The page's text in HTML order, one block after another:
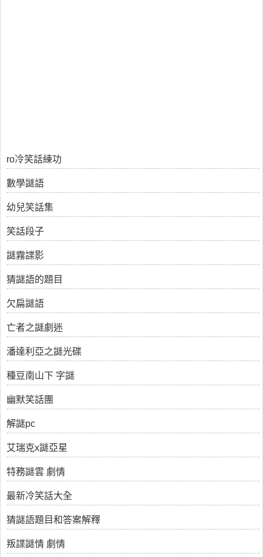
ro冷笑話練功
數學謎語
幼兒笑話集
笑話段子
謎霧諜影
猜謎語的題目
欠扁謎語
亡者之謎劇迷
潘達利亞之謎光碟
種豆南山下 字謎
幽默笑話團
解謎pc
艾瑞克x謎亞星
特務謎雲 劇情
最新冷笑話大全
猜謎語題目和答案解釋
叛諜謎情 劇情